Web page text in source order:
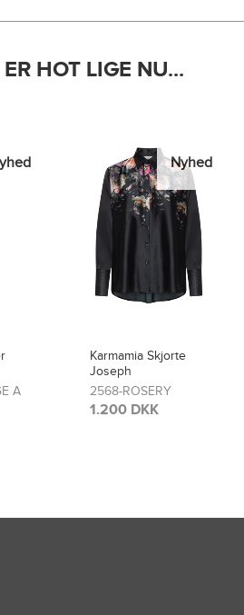
HOT LIGE NU...
Nyhed
Karmamia Bukser
Lou
2481-ROSERY
1.300 DKK